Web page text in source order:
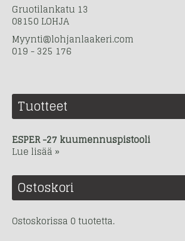
Gruotilankatu 13
08150 LOHJA
Myynti@lohjanlaakeri.com
019 - 325 176
Tuotteet
ESPER -27 kuumennuspistooli
Lue lisää »
Ostoskori
Ostoskorissa 0 tuotetta.